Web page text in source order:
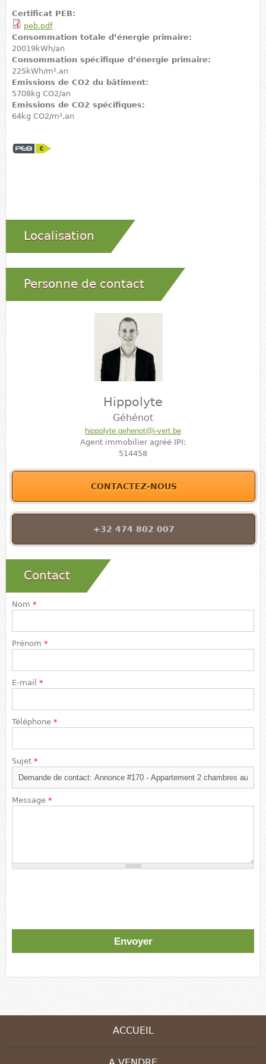
Certificat PEB:
peb.pdf
Consommation totale d’énergie primaire:
20019kWh/an
Consommation spécifique d’énergie primaire:
225kWh/m².an
Emissions de CO2 du bâtiment:
5708kg CO2/an
Emissions de CO2 spécifiques:
64kg CO2/m².an
Localisation
Personne de contact
Hippolyte
Géhénot
hippolyte.gehenot@i-vert.be
Agent immobilier agréé IPI:
514458
CONTACTEZ-NOUS
+32 474 802 007
Contact
Nom *
Prénom *
E-mail *
Téléphone *
Sujet *
Message *
ACCUEIL